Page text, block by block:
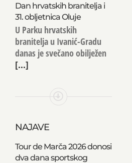
Dan hrvatskih branitelja i
31. obljetnica Oluje
U Parku hrvatskih
branitelja u Ivanić-Gradu
danas je svečano obilježen
[...]
NAJAVE
Tour de Marča 2026 donosi
dva dana sportskog